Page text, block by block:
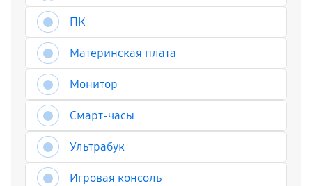
ПК
Материнская плата
Монитор
Смарт-часы
Ультрабук
Игровая консоль